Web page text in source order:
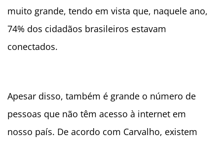
muito grande, tendo em vista que, naquele ano,
74% dos cidadãos brasileiros estavam
conectados.
Apesar disso, também é grande o número de
pessoas que não têm acesso à internet em
nosso país. De acordo com Carvalho, existem